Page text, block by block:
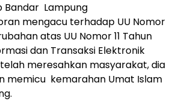
Bandar Lampung
mengacu terhadap UU Nomor
atas UU Nomor 11 Tahun
dan Transaksi Elektronik
telah meresahkan masyarakat, dia
memicu kemarahan Umat Islam